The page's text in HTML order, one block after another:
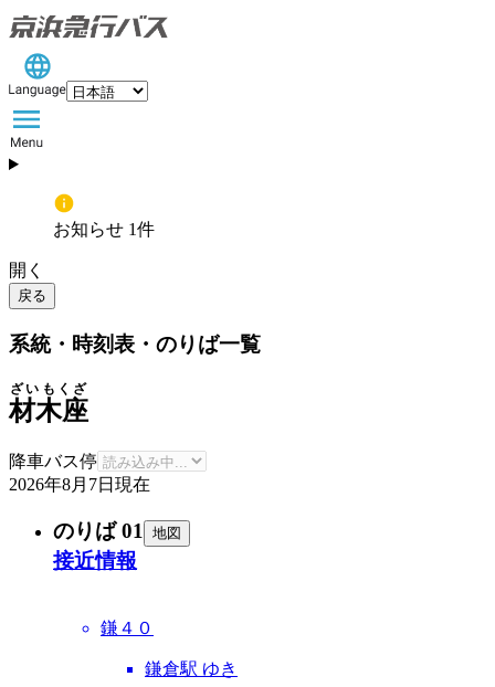
お知らせ 1件
開く
戻る
系統・時刻表・のりば一覧
材木座
ざいもくざ
降車バス停
2026年8月7日 現在
のりば 01 地図
接近情報
鎌４０
鎌倉駅 ゆき